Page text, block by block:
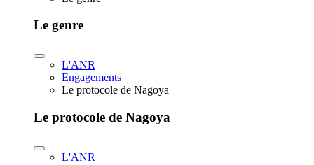
Le genre
L'ANR
Engagements
Le protocole de Nagoya
Le protocole de Nagoya
L'ANR